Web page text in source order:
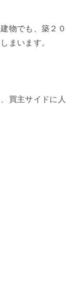
物でも、築２０
まいます。
買主サイドに人